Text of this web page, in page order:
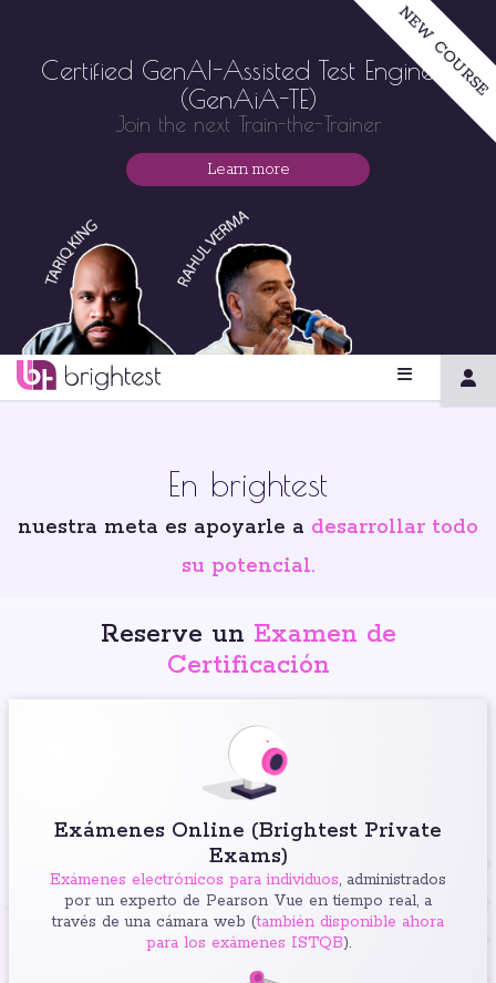
Certified GenAI-Assisted Test Engineer
(GenAiA-TE)
Join the next Train-the-Trainer
Learn more
NEW COURSE
En brightest
nuestra meta es apoyarle a desarrollar todo
su potencial.
Reserve un Examen de
Certificación
Exámenes Online (Brightest Private
Exams)
Exámenes electrónicos para individuos, administrados
por un experto de Pearson Vue en tiempo real, a
través de una cámara web (también disponible ahora
para los exámenes ISTQB).